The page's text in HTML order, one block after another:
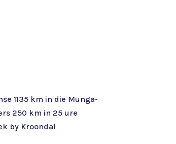
1135 km in die Munga-
250 km in 25 ure
by Kroondal